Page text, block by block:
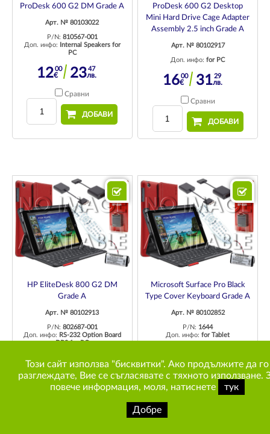
ProDesk 600 G2 DM Grade A
Арт. № 80103022
P/N: 810567-001
Доп. инфо:
Internal Speakers for
PC
1200
€ 2347
лв.
Сравни
ДОБАВИ
ProDesk 600 G2 Desktop
Mini Hard Drive Cage Adapter
Assembly 2.5 inch Grade A
Арт. № 80102917
Доп. инфо:for PC
1600
€ 3129
лв.
Сравни
ДОБАВИ
HP EliteDesk 800 G2 DM
Grade A
Арт. № 80102913
P/N: 802687-001
Доп. инфо: RS-232 Option Board
DB9 for PC
1200
€ 23лв.
Сравни
Microsoft Surface Pro Black
Type Cover Keyboard Grade A
Арт. № 80102852
P/N: 1644
Доп. инфо:for Tablet
Сравни
ДОБАВИ
Този сайт използва "бисквитки". Ако продължите да го
разглеждате, Вие се съгласявате с тяхното използване.
повече информация, моля, натиснете
тук
Добре